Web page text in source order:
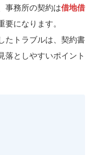
事務所の契約は借地借
になります。
たトラブルは、契約書
落としやすいポイント